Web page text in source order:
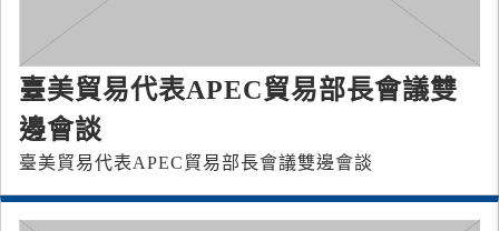
臺美貿易代表APEC貿易部長會議雙
邊會談
臺美貿易代表APEC貿易部長會議雙邊會談